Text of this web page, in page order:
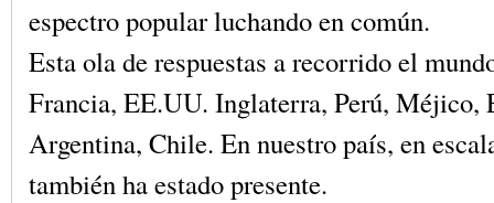
espectro popular luchando en común.
Esta ola de respuestas a recorrido el
Francia, EE.UU. Inglaterra, Perú, Méjico,
Argentina, Chile. En nuestro país, en
también ha estado presente.